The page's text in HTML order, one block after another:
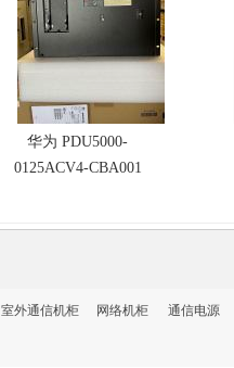
华为 PDU5000-
0125ACV4-CBA001
室外通信机柜 网络机柜 通信电源